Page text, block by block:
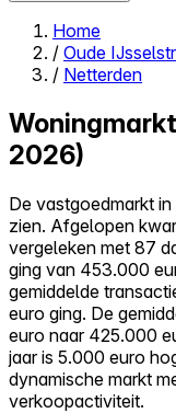
Close menu
Alles-in-één
Reviews
Prijzen
Log in
Probeer Walter gratis
Home
/ Oude
/ Netterden
2026)
De vastgoedmarkt
zien. Afgelopen
vergeleken met 87
ging van 453.000
gemiddelde
euro ging. De
euro naar 425.000
jaar is 5.000 euro
dynamische markt
verkoopactiviteit.